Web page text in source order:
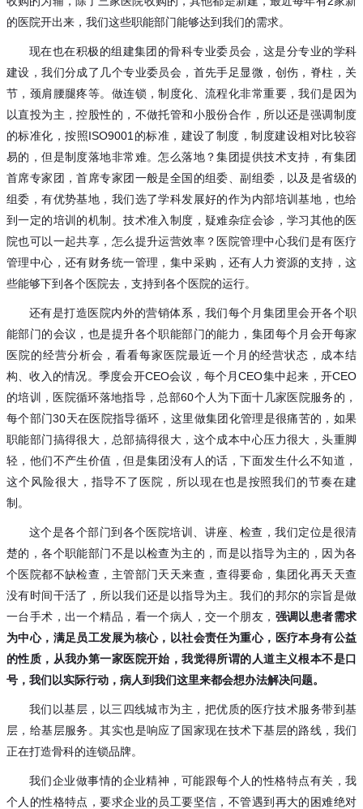
的医院开出来，我们这些职能部门能够达到我们的需求。
现在也在积极的组建集团的骨科专业委员会，这是分专业的学科
建设，我们分成了几个专业委员会，首先手足显微，创伤，脊柱，关
节，颈肩腰腿疼等。做连锁，制度化、流程化非常重要，我们是因为
以直投为主，控股性的，不做托管和小股份合作，所以还是强调制度
的标准化，按照ISO9001的标准，建设了制度，制度建设相对比较容
易的，但是制度落地非常难。怎么落地？集团提供技术支持，有集团
首席专家团，首席专家团一般是全国的组委、副组委，以及是省级的
组委，有优势基地，我们选了学科发展好的作为内部培训基地，也给
到一定的培训的机制。技术准入制度，疑难杂症会诊，学习其他的医
院也可以一起共享，怎么提升运营效率？医院管理中心我们是有医疗
管理中心，还有财务统一管理，集中采购，还有人力资源的支持，这
些能够下到各个医院去，支持到各个医院的运行。
还有是打造医院内外的营销体系，我们每个月集团里会开各个职
能部门的会议，也是提升各个职能部门的能力，集团每个月会开每家
医院的经营分析会，看看每家医院最近一个月的经营状态，成本结
构、收入的情况。季度会开CEO会议，每个月CEO集中起来，开CEO
的培训，医院循环落地指导，总部60个人为下面十几家医院服务的，
每个部门30天在医院指导循环，这里做集团化管理是很痛苦的，如果
职能部门搞得很大，总部搞得很大，这个成本中心压力很大，头重脚
轻，他们不产生价值，但是集团没有人的话，下面发生什么不知道，
这个风险很大，指导不了医院，所以现在也是按照我们的节奏在建
制。
这个是各个部门到各个医院培训、讲座、检查，我们定位是很清
楚的，各个职能部门不是以检查为主的，而是以指导为主的，因为各
个医院都不缺检查，主管部门天天来查，查得要命，集团化再天天查
没有时间干活了，所以我们还是以指导为主。我们的邦尔的宗旨是做
一台手术，出一个精品，看一个病人，交一个朋友， 强调以患者需求
为中心，满足员工发展为核心，以社会责任为重心，医疗本身有公益
的性质，从我办第一家医院开始，我觉得所谓的人道主义根本不是口
号，我们以实际行动，病人到我们这里来都会想办法解决问题。
我们以基层， 以三四线城市为主，把优质的医疗技术服务带到基
层，给基层服务。其实也是响应了国家现在技术下基层的路线，我们
正在打造骨科的连锁品牌。
我们企业做事情的企业精神，可能跟每个人的性格特点有关，我
个人的性格特点，要求企业的员工要坚信，不管遇到再大的困难绝对